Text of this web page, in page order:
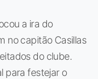
a ira do
no capitão Casillas
do clube.
para festejar o